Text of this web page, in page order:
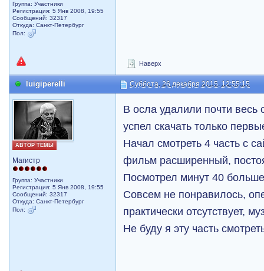
Группа: Участники
Регистрация: 5 Янв 2008, 19:55
Сообщений: 32317
Откуда: Санкт-Петербург
Пол:
Наверх
luigiperelli Суббота, 26 декабря 2015, 12:55:15
АВТОР ТЕМЫ
Магистр
Группа: Участники
Регистрация: 5 Янв 2008, 19:55
Сообщений: 32317
Откуда: Санкт-Петербург
Пол:
В осла удалили почти весь
успел скачать только
Начал смотреть 4 часть с
фильм расширенный,
Посмотрел минут 40
Совсем не понравилось,
практически отсутствует,
Не буду я эту часть